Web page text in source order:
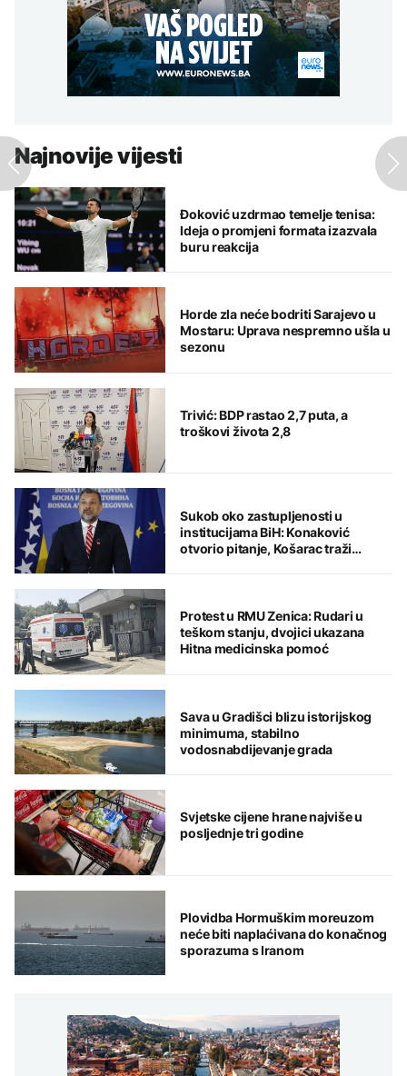
Najnovije vijesti
Đoković uzdrmao temelje tenisa:
Ideja o promjeni formata izazvala
buru reakcija
Horde zla neće bodriti Sarajevo u
Mostaru: Uprava nespremno ušla u
sezonu
Trivić: BDP rastao 2,7 puta, a
troškovi života 2,8
Sukob oko zastupljenosti u
institucijama BiH: Konaković
otvorio pitanje, Košarac traži
Protest u RMU Zenica: Rudari u
teškom stanju, dvojici ukazana
Hitna medicinska pomoć
Sava u Gradišci blizu istorijskog
minimuma, stabilno
vodosnabdijevanje grada
Svjetske cijene hrane najviše u
posljednje tri godine
Plovidba Hormuškim moreuzom
neće biti naplaćivana do konačnog
sporazuma s Iranom